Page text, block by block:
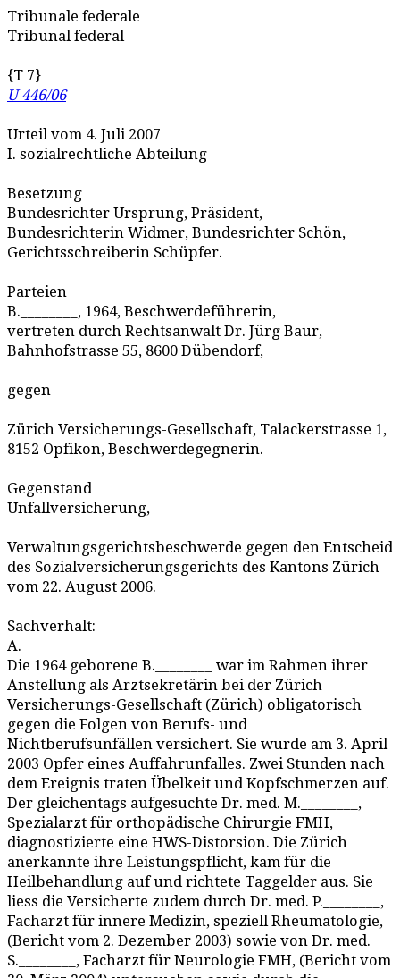
Tribunale federale
Tribunal federal
{T 7}
U 446/06
Urteil vom 4. Juli 2007
I. sozialrechtliche Abteilung
Besetzung
Bundesrichter Ursprung, Präsident,
Bundesrichterin Widmer, Bundesrichter Schön,
Gerichtsschreiberin Schüpfer.
Parteien
B.________, 1964, Beschwerdeführerin,
vertreten durch Rechtsanwalt Dr. Jürg Baur,
Bahnhofstrasse 55, 8600 Dübendorf,
gegen
Zürich Versicherungs-Gesellschaft, Talackerstrasse 1,
8152 Opfikon, Beschwerdegegnerin.
Gegenstand
Unfallversicherung,
Verwaltungsgerichtsbeschwerde gegen den Entscheid
des Sozialversicherungsgerichts des Kantons Zürich
vom 22. August 2006.
Sachverhalt:
A.
Die 1964 geborene B.________ war im Rahmen ihrer
Anstellung als Arztsekretärin bei der Zürich
Versicherungs-Gesellschaft (Zürich) obligatorisch
gegen die Folgen von Berufs- und
Nichtberufsunfällen versichert. Sie wurde am 3. April
2003 Opfer eines Auffahrunfalles. Zwei Stunden nach
dem Ereignis traten Übelkeit und Kopfschmerzen auf.
Der gleichentags aufgesuchte Dr. med. M.________,
Spezialarzt für orthopädische Chirurgie FMH,
diagnostizierte eine HWS-Distorsion. Die Zürich
anerkannte ihre Leistungspflicht, kam für die
Heilbehandlung auf und richtete Taggelder aus. Sie
liess die Versicherte zudem durch Dr. med. P.________,
Facharzt für innere Medizin, speziell Rheumatologie,
(Bericht vom 2. Dezember 2003) sowie von Dr. med.
S.________, Facharzt für Neurologie FMH, (Bericht vom